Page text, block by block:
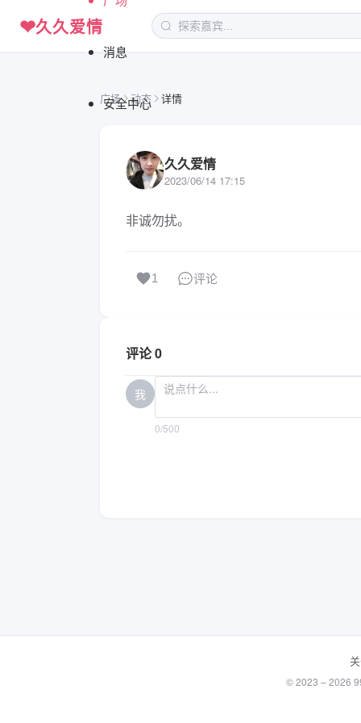
❤久久爱情
消息
安全中心
广场 动态 详情
久久爱情
2023/06/14 17:15
非诚勿扰。
1 评论
评论 0
我
0/500
© 2023 – 2026